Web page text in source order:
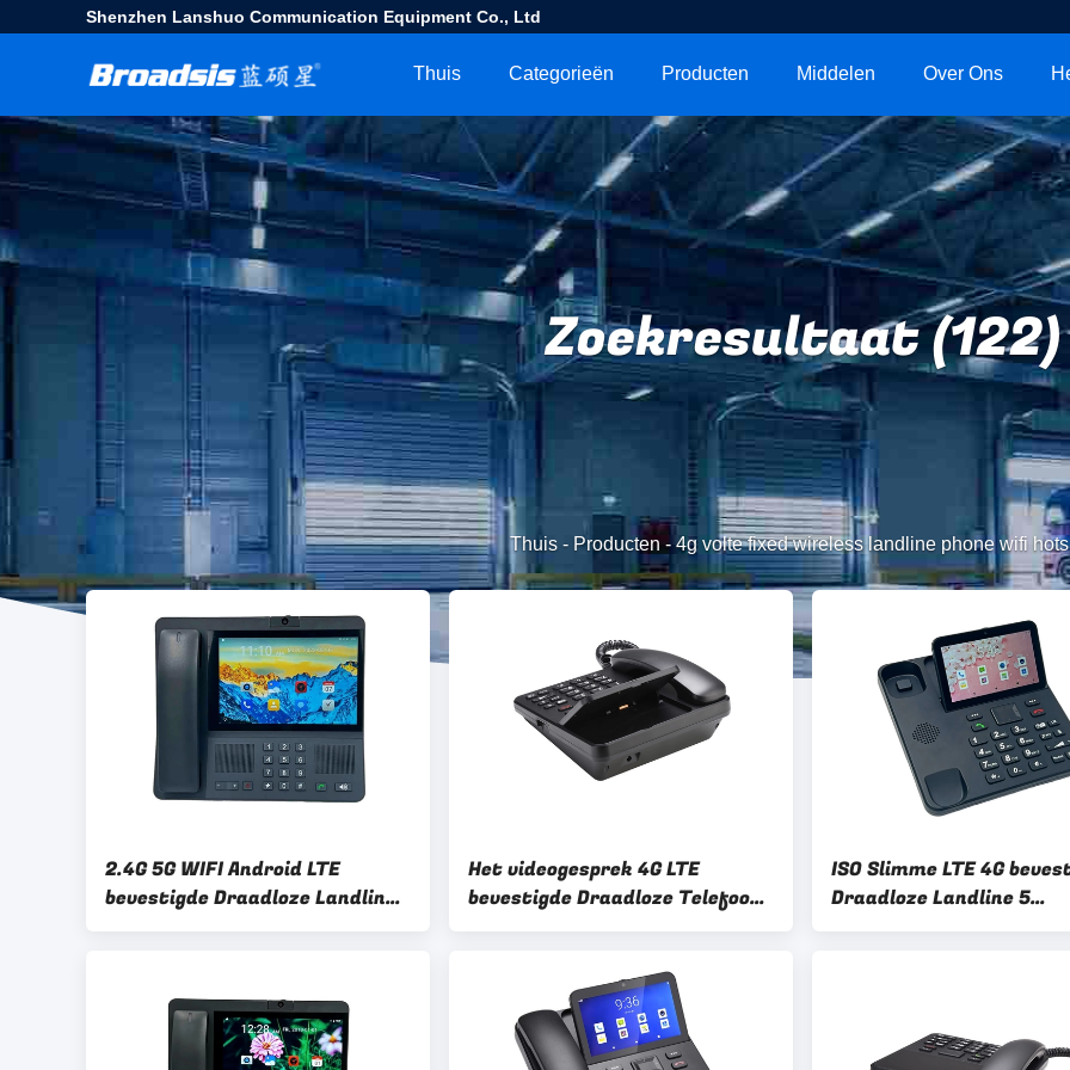
Shenzhen Lanshuo Communication Equipment Co., Ltd
Thuis Categorieën Producten Middelen Over Ons
Zoekresultaat (122)
Thuis - Producten- 4g volte fixed wireless landline phone wifi
2.4G 5G WIFI Android LTE
bevestigde Draadloze Landline
4G SIM Network Video Phone
Het videogesprek 4G LTE
bevestigde Draadloze Telefoon
met WIFI-Hotspot
ISO Slimme LTE 4G
Draadloze Landline 5
Duimtouch screen